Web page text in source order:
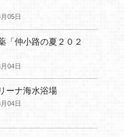
05日
「仲小路の夏２０２
04日
ーナ海水浴場
04日